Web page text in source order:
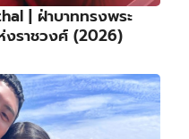
| ฝ่าบาททรงพระ
ราชวงศ์ (2026)